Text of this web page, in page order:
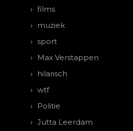
films
muziek
sport
Max Verstappen
hilarisch
wtf
Politie
Jutta Leerdam